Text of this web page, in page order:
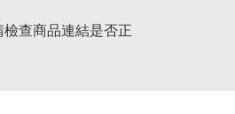
查商品連結是否正